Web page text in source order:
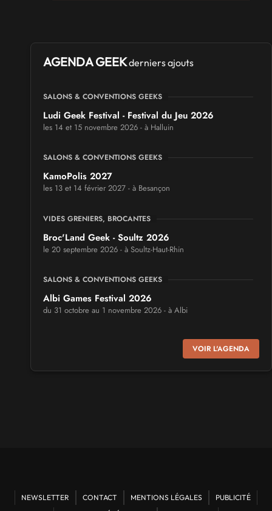
AGENDA GEEKderniers ajouts
SALONS & CONVENTIONS GEEKS
Ludi Geek Festival - Festival du Jeu 2026
les 14 et 15 novembre 2026 - à Halluin
SALONS & CONVENTIONS GEEKS
KamoPolis 2027
les 13 et 14 février 2027 - à Besançon
VIDES GRENIERS, BROCANTES
Broc'Land Geek - Soultz 2026
le 20 septembre 2026 - à Soultz-Haut-Rhin
SALONS & CONVENTIONS GEEKS
Albi Games Festival 2026
du 31 octobre au 1 novembre 2026 - à Albi
Virtual Calais - salon du jeu vidéo et des loisirs
numériques 2026
Mang'Azur 2027
les 24 et 25 avril 2027 - à Toulon
VOIR L'AGENDA
NEWSLETTER CONTACT MENTIONS LÉGALES
PUBLICITÉ